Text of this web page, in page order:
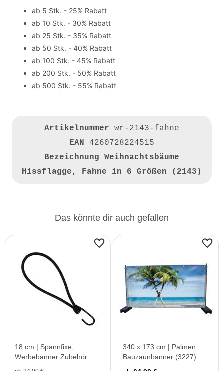
ab 5 Stk. - 25% Rabatt
ab 10 Stk. - 30% Rabatt
ab 25 Stk. - 35% Rabatt
ab 50 Stk. - 40% Rabatt
ab 100 Stk. - 45% Rabatt
ab 200 Stk. - 50% Rabatt
ab 500 Stk. - 55% Rabatt
Artikelnummer wr-2143-fahne
EAN 4260728224515
Bezeichnung Weihnachtsbäume
Hissflagge, Fahne in 6 Größen (2143)
Das könnte dir auch gefallen
18 cm | Spannfixe,
Werbebanner Zubehör
340 x 173 cm | Palmen
Bauzaunbanner (3227)